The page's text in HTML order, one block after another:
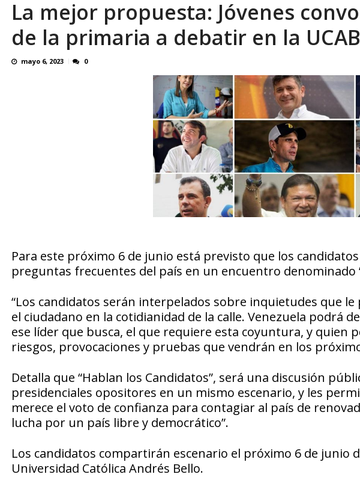
El último que apague la luz: 17 años de excusas, apagones y
La mejor propuesta: Jóvenes
de la primaria a debatir en la
mayo 6, 2023 0
Para este próximo 6 de junio está previsto que los
preguntas frecuentes del país en un encuentro denominado
“Los candidatos serán interpelados sobre inquietudes que
el ciudadano en la cotidianidad de la calle. Venezuela podrá
ese líder que busca, el que requiere esta coyuntura, y quien
riesgos, provocaciones y pruebas que vendrán en los
Detalla que “Hablan los Candidatos”, será una discusión
presidenciales opositores en un mismo escenario, y les
merece el voto de confianza para contagiar al país de
lucha por un país libre y democrático”.
Los candidatos compartirán escenario el próximo 6 de junio
Universidad Católica Andrés Bello.